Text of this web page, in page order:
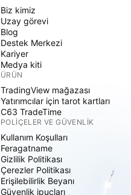
Biz kimiz
Uzay görevi
Blog
Destek Merkezi
Kariyer
Medya kiti
ÜRÜN
TradingView mağazası
Yatırımcılar için tarot kartları
C63 TradeTime
POLIÇELER VE GÜVENLIK
Kullanım Koşulları
Feragatname
Gizlilik Politikası
Çerezler Politikası
Erişilebilirlik Beyanı
Güvenlik ipuçları